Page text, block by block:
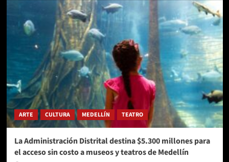
ARTE CULTURA MEDELLÍN TEATRO
La Administración Distrital destina $5.300 millones para
el acceso sin costo a museos y teatros de Medellín